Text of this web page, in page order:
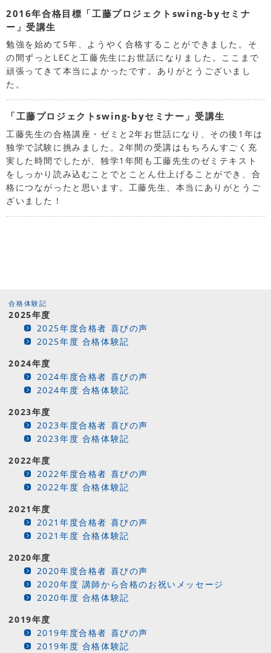
2016年合格目標「工藤プロジェクトswing-byセミナ
ー」受講生
勉強を始めて5年、ようやく合格することができました。そ
の間ずっとLECと工藤先生にお世話になりました。ここまで
頑張ってきて本当によかったです。ありがとうございまし
た。
「工藤プロジェクトswing-byセミナー」受講生
工藤先生の合格講座・ゼミと2年お世話になり、その後1年は
独学で試験に挑みました。2年間の受講はもちろんすごく充
実した時間でしたが、独学1年間も工藤先生のゼミテキスト
をしっかり読み込むことでとことん仕上げることができ、合
格につながったと思います。工藤先生、本当にありがとうご
ざいました！
合格体験記
2025年度
2025年度合格者 喜びの声
2025年度 合格体験記
2024年度
2024年度合格者 喜びの声
2024年度 合格体験記
2023年度
2023年度合格者 喜びの声
2023年度 合格体験記
2022年度
2022年度合格者 喜びの声
2022年度 合格体験記
2021年度
2021年度合格者 喜びの声
2021年度 合格体験記
2020年度
2020年度合格者 喜びの声
2020年度 講師から合格のお祝いメッセージ
2020年度 合格体験記
2019年度
2019年度合格者 喜びの声
2019年度 合格体験記